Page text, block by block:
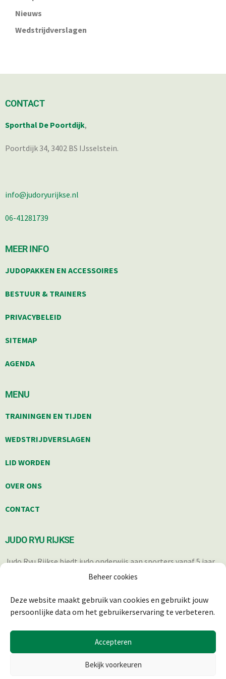
Beheer cookies
Deze website maakt gebruik van cookies en gebruikt jouw
persoonlijke data om het gebruikerservaring te verbeteren.
Accepteren
Bekijk voorkeuren
Nieuws
Wedstrijdverslagen
CONTACT
Sporthal De Poortdijk,
Poortdijk 34, 3402 BS IJsselstein.
info@judoryurijkse.nl
06-41281739
MEER INFO
JUDOPAKKEN EN ACCESSOIRES
BESTUUR & TRAINERS
PRIVACYBELEID
SITEMAP
AGENDA
MENU
TRAININGEN EN TIJDEN
WEDSTRIJDVERSLAGEN
LID WORDEN
OVER ONS
CONTACT
JUDO RYU RIJKSE
Judo Ryu Rijkse biedt judo onderwijs aan sporters vanaf 5 jaar.
Iedereen die op een verantwoorde wijze in staat is om deel te